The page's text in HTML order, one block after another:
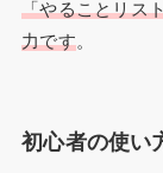
「やることリス
力です。
初心者の使い